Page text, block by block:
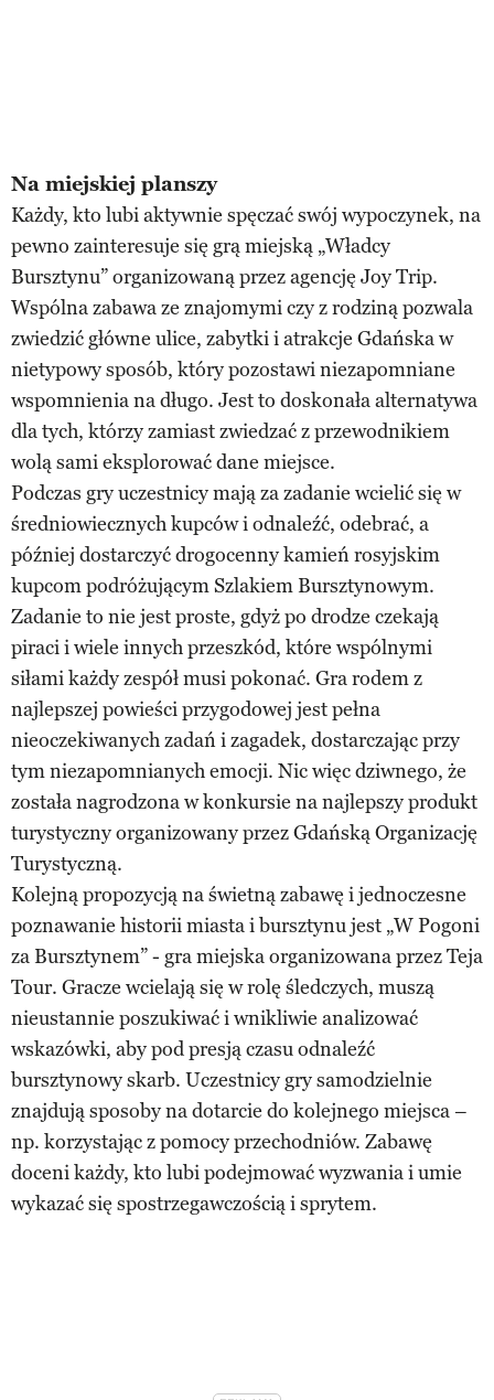
Na miejskiej planszy
Każdy, kto lubi aktywnie spęczać swój wypoczynek, na
pewno zainteresuje się grą miejską „Władcy
Bursztynu” organizowaną przez agencję Joy Trip.
Wspólna zabawa ze znajomymi czy z rodziną pozwala
zwiedzić główne ulice, zabytki i atrakcje Gdańska w
nietypowy sposób, który pozostawi niezapomniane
wspomnienia na długo. Jest to doskonała alternatywa
dla tych, którzy zamiast zwiedzać z przewodnikiem
wolą sami eksplorować dane miejsce.
Podczas gry uczestnicy mają za zadanie wcielić się w
średniowiecznych kupców i odnaleźć, odebrać, a
później dostarczyć drogocenny kamień rosyjskim
kupcom podróżującym Szlakiem Bursztynowym.
Zadanie to nie jest proste, gdyż po drodze czekają
piraci i wiele innych przeszkód, które wspólnymi
siłami każdy zespół musi pokonać. Gra rodem z
najlepszej powieści przygodowej jest pełna
nieoczekiwanych zadań i zagadek, dostarczając przy
tym niezapomnianych emocji. Nic więc dziwnego, że
została nagrodzona w konkursie na najlepszy produkt
turystyczny organizowany przez Gdańską Organizację
Turystyczną.
Kolejną propozycją na świetną zabawę i jednoczesne
poznawanie historii miasta i bursztynu jest „W Pogoni
za Bursztynem” - gra miejska organizowana przez Teja
Tour. Gracze wcielają się w rolę śledczych, muszą
nieustannie poszukiwać i wnikliwie analizować
wskazówki, aby pod presją czasu odnaleźć
bursztynowy skarb. Uczestnicy gry samodzielnie
znajdują sposoby na dotarcie do kolejnego miejsca –
np. korzystając z pomocy przechodniów. Zabawę
doceni każdy, kto lubi podejmować wyzwania i umie
wykazać się spostrzegawczością i sprytem.